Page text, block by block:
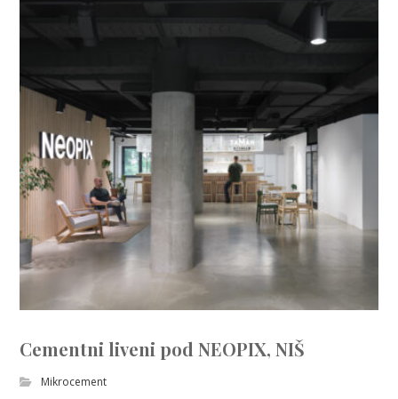
Cementni liveni pod NEOPIX, NIŠ
Mikrocement